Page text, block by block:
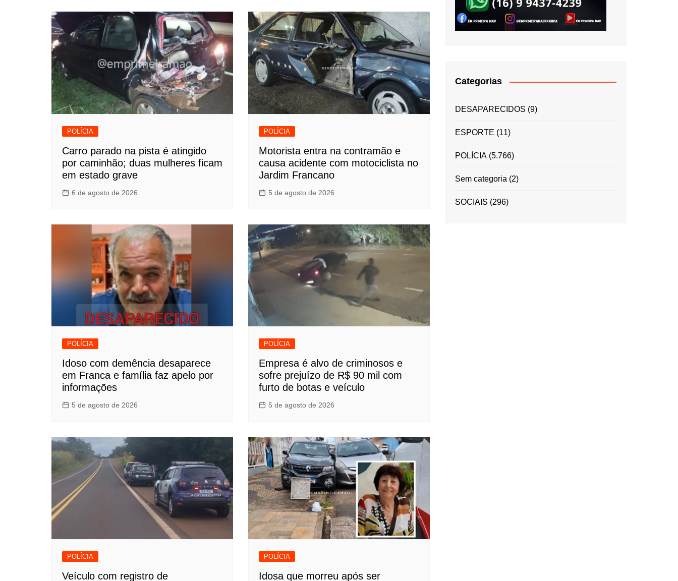
POLÍCIA
Carro parado na pista é atingido
por caminhão; duas mulheres ficam
em estado grave
6 de agosto de 2026
POLÍCIA
Motorista entra na contramão e
causa acidente com motociclista no
Jardim Francano
5 de agosto de 2026
POLÍCIA
Idoso com demência desaparece
em Franca e família faz apelo por
informações
5 de agosto de 2026
POLÍCIA
Empresa é alvo de criminosos e
sofre prejuízo de R$ 90 mil com
furto de botas e veículo
5 de agosto de 2026
POLÍCIA
Veículo com registro de
POLÍCIA
Idosa que morreu após ser
Categorias
DESAPARECIDOS (9)
ESPORTE (11)
POLÍCIA (5.766)
Sem categoria (2)
SOCIAIS (296)